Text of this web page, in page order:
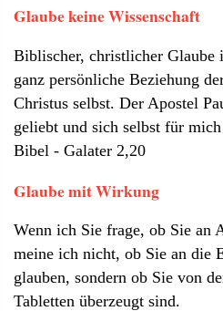
Glaube keine Wissenschaft
Biblischer, christlicher Glaube
ganz persönliche Beziehung
Christus selbst. Der Apostel
geliebt und sich selbst für
Bibel - Galater 2,20
Glaube mit Wirkung
Wenn ich Sie frage, ob Sie an
meine ich nicht, ob Sie an die
glauben, sondern ob Sie von
Tabletten überzeugt sind.